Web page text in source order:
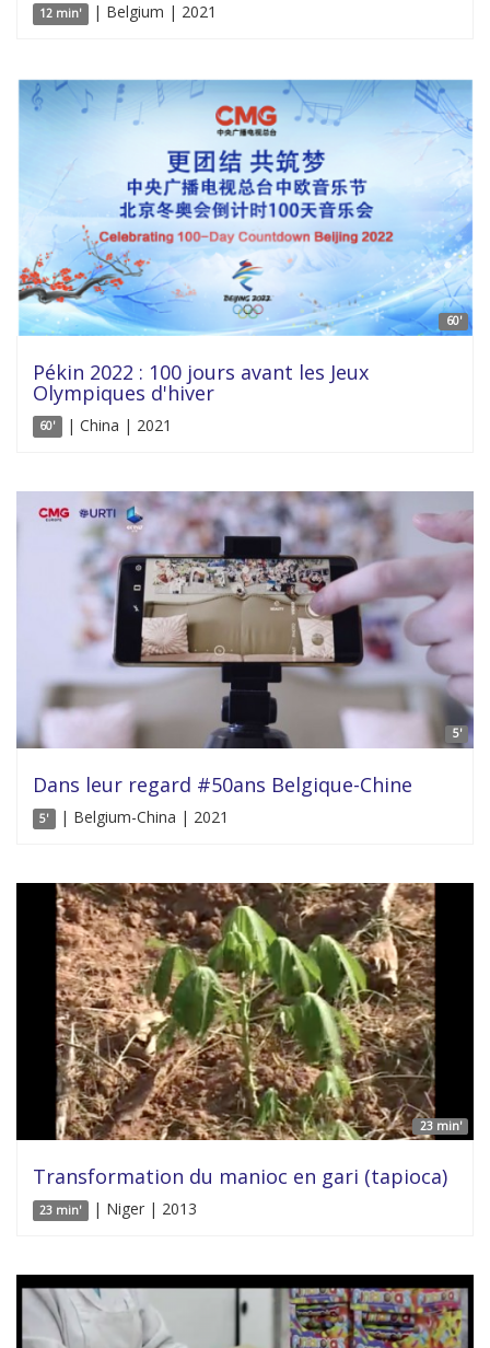
12 min' | Belgium | 2021
60'
Pékin 2022 : 100 jours avant les Jeux
Olympiques d'hiver
60' | China | 2021
5'
Dans leur regard #50ans Belgique-Chine
5' | Belgium-China | 2021
23 min'
Transformation du manioc en gari (tapioca)
23 min' | Niger | 2013